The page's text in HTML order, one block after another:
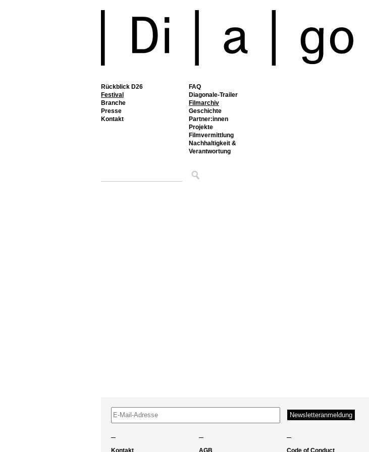
Rückblick D26
Festival
FAQ
Diagonale-Trailer
Filmarchiv
Geschichte
Partner:innen
Projekte
Filmvermittlung
Nachhaltigkeit &
Verantwortung
Branche
Presse
Kontakt
– – –
Kontakt AGB Code of Conduct